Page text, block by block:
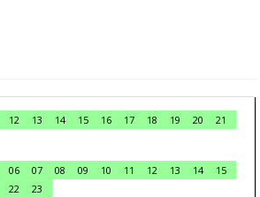
12 13 14 15 16 17 18 19 20
21
06 07 08 09 10 11 12 13 14
15
22
23